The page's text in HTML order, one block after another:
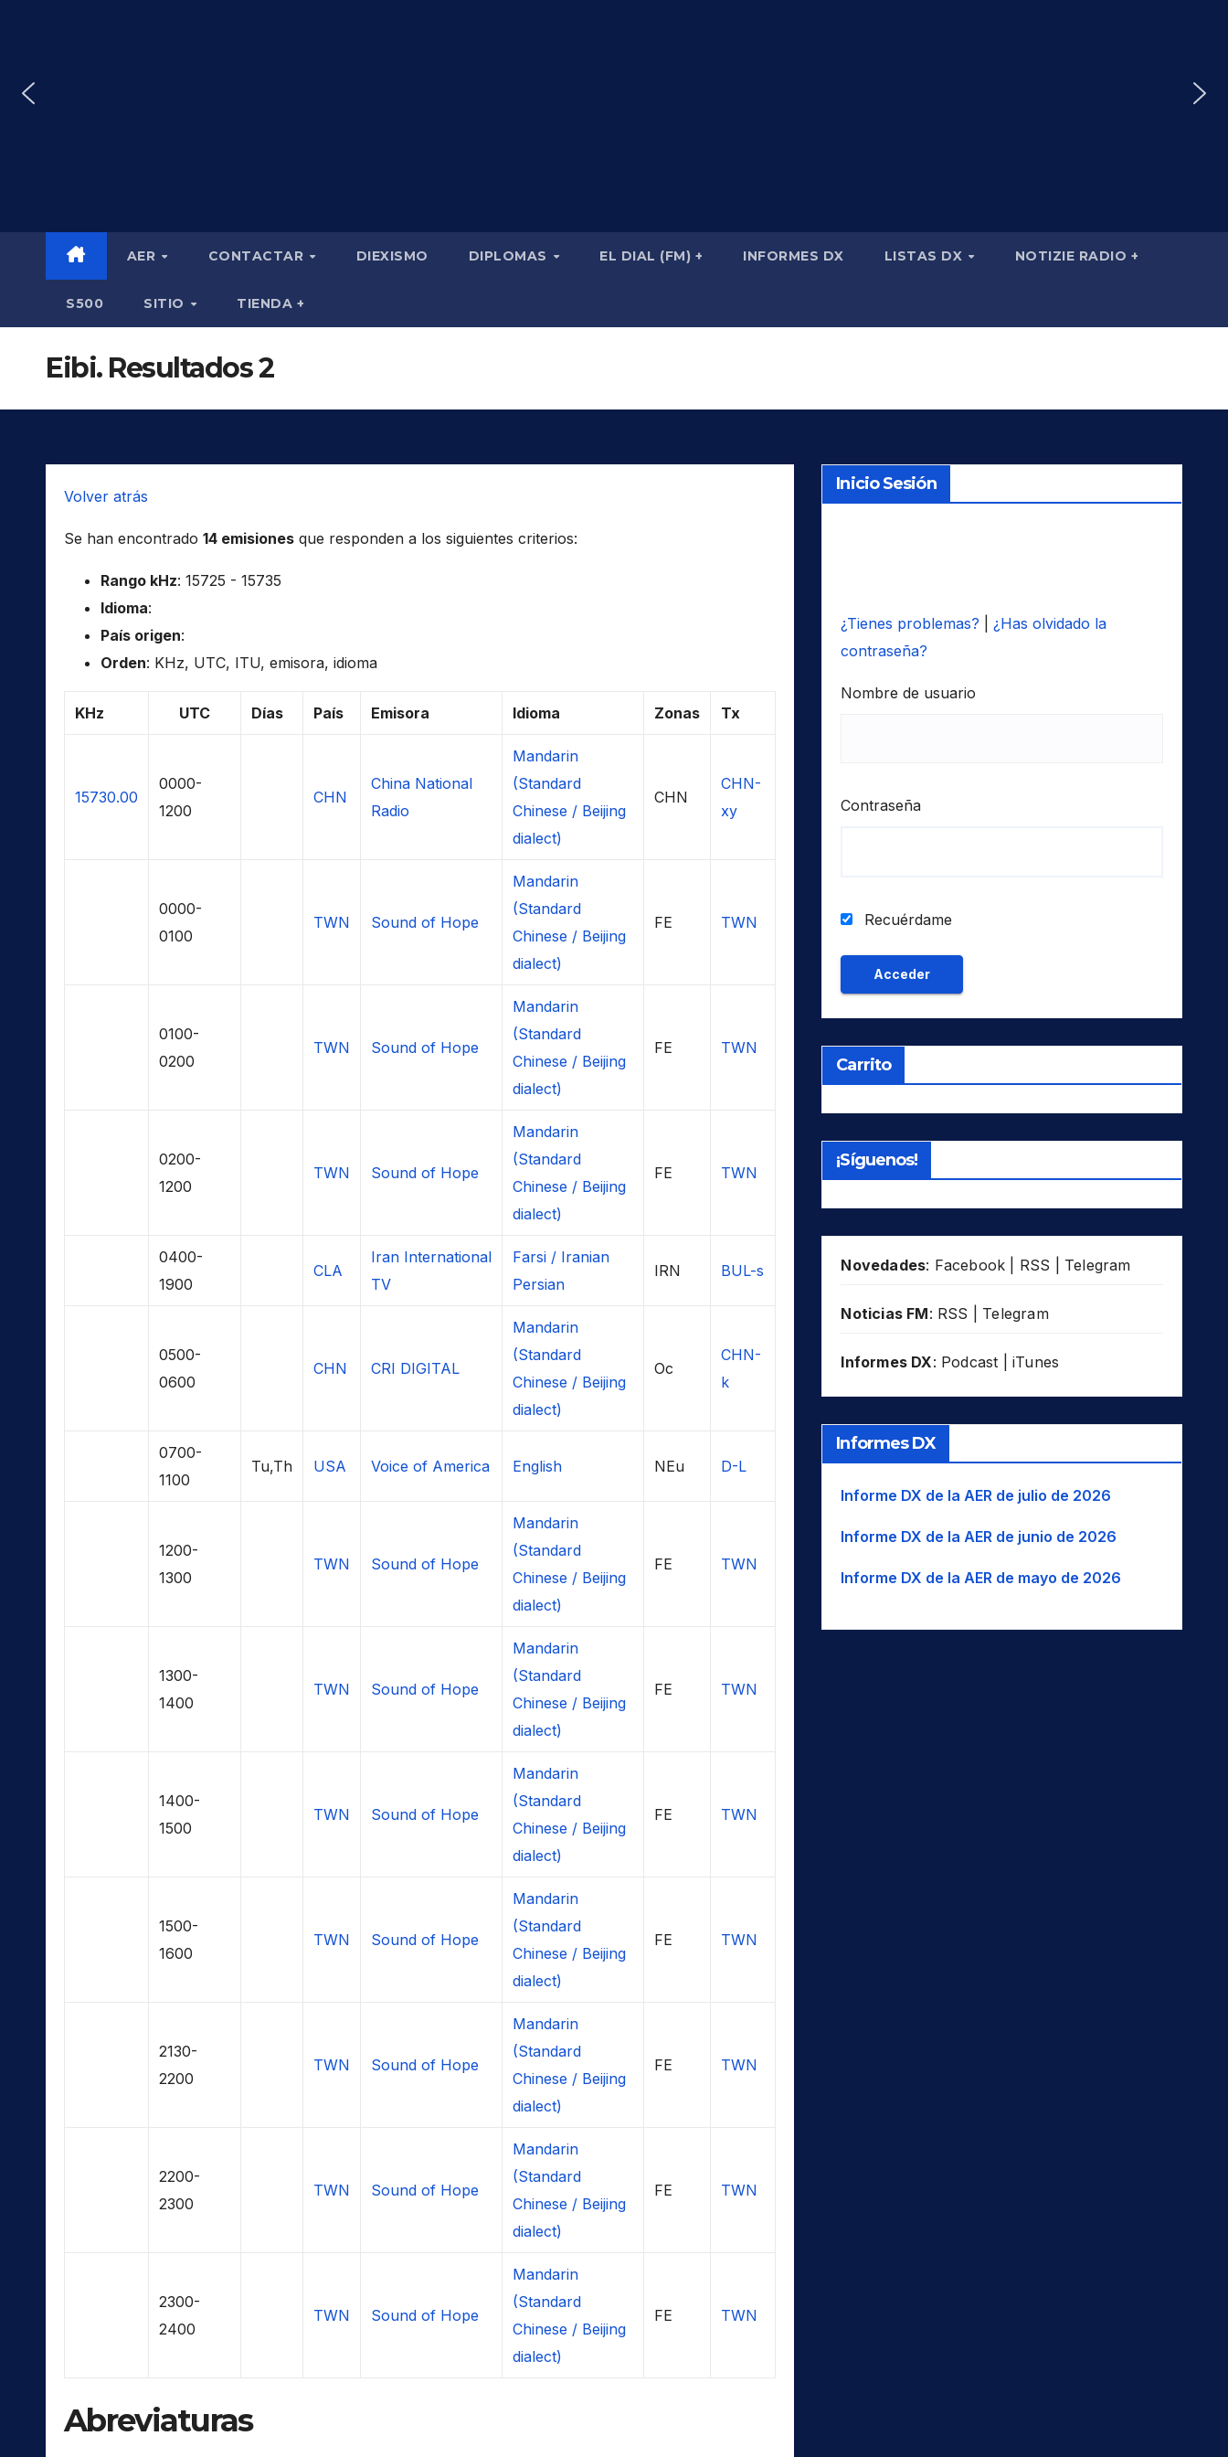
AER CONTACTAR DIEXISMO DIPLOMAS EL DIAL (FM) + INFORMES DX LISTAS DX NOTIZIE RADIO +
S500 SITIO TIENDA +
Eibi. Resultados 2
Volver atrás
Se han encontrado 14 emisiones que responden a los siguientes criterios:
Rango kHz: 15725 - 15735
Idioma:
País origen:
Orden: KHz, UTC, ITU, emisora, idioma
KHz UTC Días País Emisora Idioma Zonas Tx
15730.00
0000-
1200
CHN
China National
Radio
Mandarin
(Standard
Chinese / Beijing
dialect)
CHN
CHN-
xy
0000-
0100
TWN Sound of Hope
Mandarin
(Standard
Chinese / Beijing
dialect)
FE TWN
0100-
0200
TWN Sound of Hope
Mandarin
(Standard
Chinese / Beijing
dialect)
FE TWN
0200-
1200
TWN Sound of Hope
Mandarin
(Standard
Chinese / Beijing
dialect)
FE TWN
0400-
1900
CLA
Iran International
TV
Farsi / Iranian
Persian
IRN BUL-s
0500-
0600
CHN CRI DIGITAL
Mandarin
(Standard
Chinese / Beijing
dialect)
Oc
CHN-
k
0700-
1100
Tu,Th USA Voice of America English NEu D-L
1200-
1300
TWN Sound of Hope
Mandarin
(Standard
Chinese / Beijing
dialect)
FE TWN
1300-
1400
TWN Sound of Hope
Mandarin
(Standard
Chinese / Beijing
dialect)
FE TWN
1400-
1500
TWN Sound of Hope
Mandarin
(Standard
Chinese / Beijing
dialect)
FE TWN
1500-
1600
TWN Sound of Hope
Mandarin
(Standard
Chinese / Beijing
dialect)
FE TWN
2130-
2200
TWN Sound of Hope
Mandarin
(Standard
Chinese / Beijing
dialect)
FE TWN
2200-
2300
TWN Sound of Hope
Mandarin
(Standard
Chinese / Beijing
dialect)
FE TWN
2300-
2400
TWN Sound of Hope
Mandarin
(Standard
Chinese / Beijing
dialect)
FE TWN
Abreviaturas
Inicio Sesión
¿Tienes problemas?
¿Has olvidado la
contraseña?
Nombre de usuario
Contraseña
Recuérdame
Carrito
¡Síguenos!
Novedades: Facebook RSS Telegram
Noticias FM: RSS Telegram
Informes DX: Podcast iTunes
Informes DX
Informe DX de la AER de julio de 2026
Informe DX de la AER de junio de 2026
Informe DX de la AER de mayo de 2026